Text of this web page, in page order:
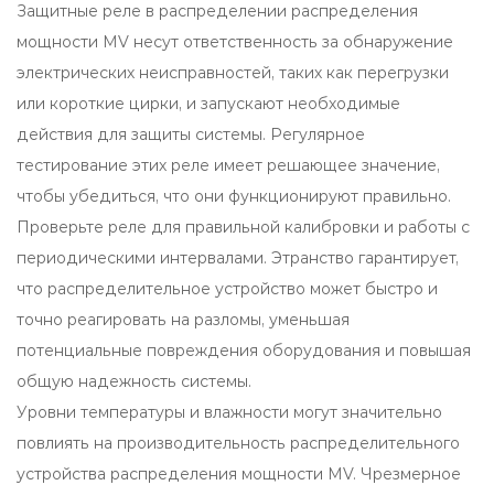
Защитные реле в распределении распределения
мощности MV несут ответственность за обнаружение
электрических неисправностей, таких как перегрузки
или короткие цирки, и запускают необходимые
действия для защиты системы. Регулярное
тестирование этих реле имеет решающее значение,
чтобы убедиться, что они функционируют правильно.
Проверьте реле для правильной калибровки и работы с
периодическими интервалами. Этранство гарантирует,
что распределительное устройство может быстро и
точно реагировать на разломы, уменьшая
потенциальные повреждения оборудования и повышая
общую надежность системы.
Уровни температуры и влажности могут значительно
повлиять на производительность распределительного
устройства распределения мощности MV. Чрезмерное